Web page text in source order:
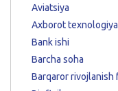
Aviatsiya
Axborot
Bank ishi
Barcha soha
Barqaror rivojlanish